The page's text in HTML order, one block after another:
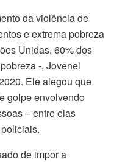
da violência de
e extrema pobreza
Unidas, 60% dos
-, Jovenel
Ele alegou que
golpe envolvendo
– entre elas
de impor a